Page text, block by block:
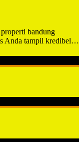
bandung
Anda tampil kredibel…